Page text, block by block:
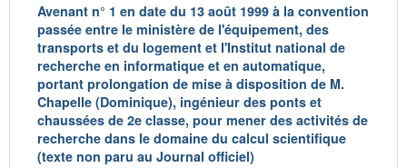
Avenant n° 1 en date du 13 août 1999 à la convention
passée entre le ministère de l'équipement, des
transports et du logement et l'Institut national de
recherche en informatique et en automatique,
portant prolongation de mise à disposition de M.
Chapelle (Dominique), ingénieur des ponts et
chaussées de 2e classe, pour mener des activités de
recherche dans le domaine du calcul scientifique
(texte non paru au Journal officiel)